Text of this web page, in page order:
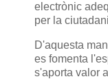
electrònic
per la
D'aquesta
es fomenta
s'aporta valor